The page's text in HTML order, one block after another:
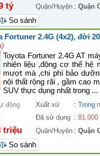
tỷ Quận/Huyện : Quận
So sánh
Fortuner 2.4G (4x2), đời
Toyota Fortuner 2.4G AT
nhiên liệu ,động cơ thế hệ
mượt mà ,chi phí bảo
nội thất rộng rãi , gầm cao
SUV thực dụng nhất trong ...
động Xuất xứ : Trong
Đã sử dụng : 81.000
triệu Quận/Huyện : Quận
So sánh